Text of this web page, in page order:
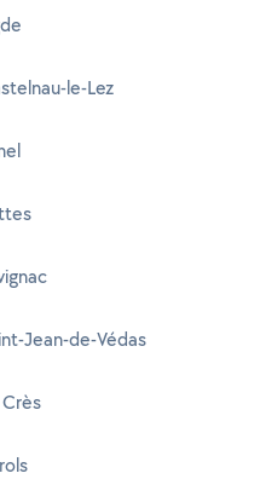
le-Lez
Jean-de-Védas